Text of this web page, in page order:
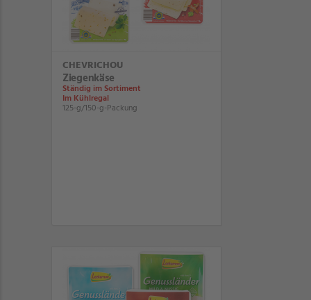
CHEVRICHOU
Ziegenkäse
Ständig im Sortiment
Im Kühlregal
125-g/150-g-Packung